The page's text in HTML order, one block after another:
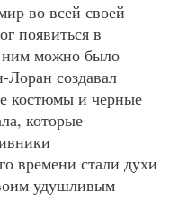
во всей своей
появиться в
ним можно было
создавал
костюмы и черные
которые
времени стали духи
удушливым